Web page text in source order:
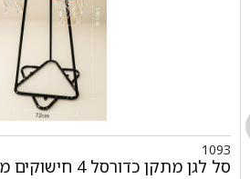
1093
סל לגן מתקן כדורסל 4 חישוקים מתכת